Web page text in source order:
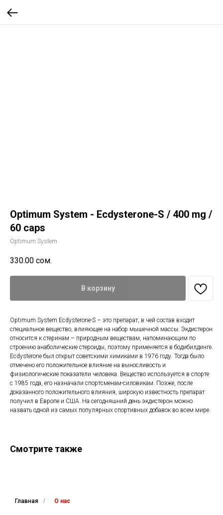
Optimum System - Ecdysterone-S / 400 mg /
60 caps
Optimum System
330.00 сом.
В корзину
Optimum System Ecdysterone-S – это препарат, в чей состав входит
специальное вещество, влияющее на набор мышечной массы. Экдистерон
относится к стеринам – природным веществам, напоминающим по
строению анаболические стероиды, поэтому применяется в бодибилдинге.
Ecdysterone был открыт советскими химиками в 1976 году. Тогда было
отмечено его положительное влияние на выносливость и
физиологические показатели человека. Вещество используется в спорте
с 1985 года, его назначали спортсменам-силовикам. Позже, после
доказанного положительного влияния, широкую известность препарат
получил в Европе и США. На сегодняшний день экдистерон можно
назвать одной из самых популярных спортивных добавок во всем мире.
Смотрите также
Главная / О нас